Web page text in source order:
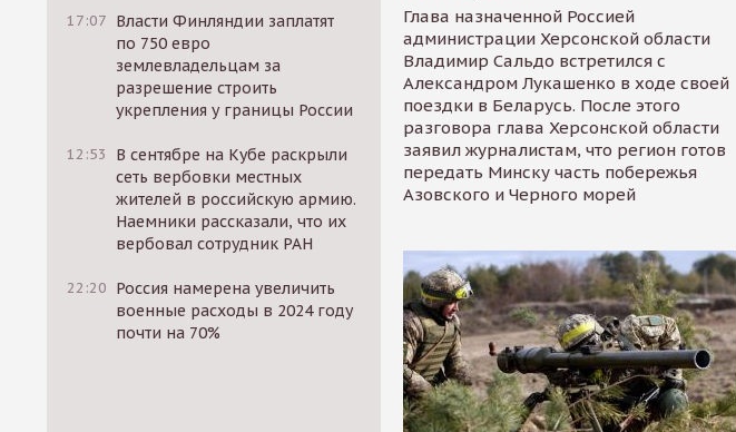
17:07 Власти Финляндии заплатят
по 750 евро
землевладельцам за
разрешение строить
укрепления у границы России
12:53
В сентябре на Кубе раскрыли
сеть вербовки местных
жителей в российскую армию.
Наемники рассказали, что их
вербовал сотрудник РАН
22:20 Россия намерена увеличить
военные расходы в 2024 году
почти на 70%
Глава назначенной Россией
администрации Херсонской области
Владимир Сальдо встретился с
Александром Лукашенко в ходе своей
поездки в Беларусь. После этого
разговора глава Херсонской области
заявил журналистам, что регион готов
передать Минску часть побережья
Азовского и Черного морей